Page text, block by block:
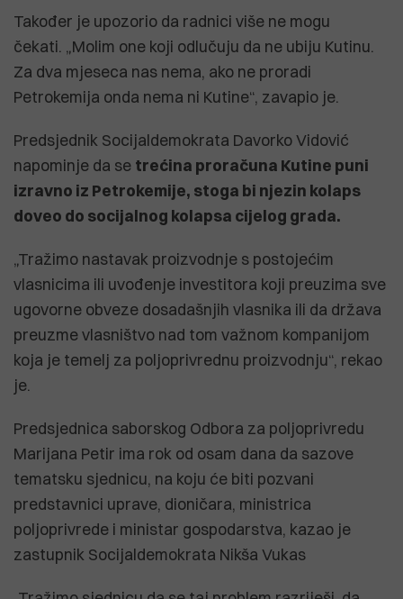
Također je upozorio da radnici više ne mogu
čekati. „Molim one koji odlučuju da ne ubiju Kutinu.
Za dva mjeseca nas nema, ako ne proradi
Petrokemija onda nema ni Kutine“, zavapio je.
Predsjednik Socijaldemokrata Davorko Vidović
napominje da se trećina proračuna Kutine puni
izravno iz Petrokemije, stoga bi njezin kolaps
doveo do socijalnog kolapsa cijelog grada.
„Tražimo nastavak proizvodnje s postojećim
vlasnicima ili uvođenje investitora koji preuzima sve
ugovorne obveze dosadašnjih vlasnika ili da država
preuzme vlasništvo nad tom važnom kompanijom
koja je temelj za poljoprivrednu proizvodnju“, rekao
je.
Predsjednica saborskog Odbora za poljoprivredu
Marijana Petir ima rok od osam dana da sazove
tematsku sjednicu, na koju će biti pozvani
predstavnici uprave, dioničara, ministrica
poljoprivrede i ministar gospodarstva, kazao je
zastupnik Socijaldemokrata Nikša Vukas